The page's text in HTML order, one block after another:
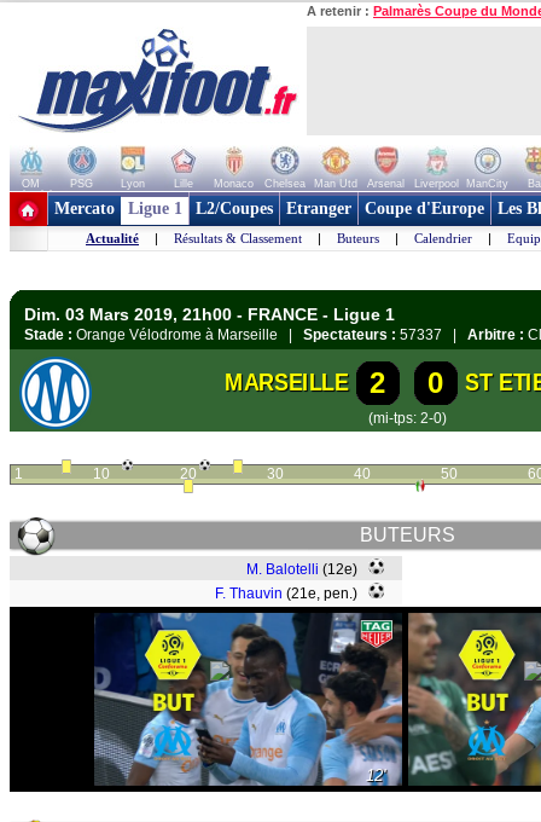
A retenir : Palmarès Coupe du
OM PSG Lyon Lille Monaco Chelsea Man Utd Arsenal Liverpool ManCity
+ de clubs
Mercato Ligue 1 L2/Coupes Etranger Coupe d'Europe Les
Actualité | Résultats & Classement | Buteurs | Calendrier |
Dim. 03 Mars 2019, 21h00 - FRANCE - Ligue 1
Stade : Orange Vélodrome à Marseille | Spectateurs : 57337 | Arbitre :
MARSEILLE 2 0 ST
(mi-tps: 2-0)
1 10 20 30 40 50
BUTEURS
M. Balotelli (12e)
F. Thauvin (21e, pen.)
12'